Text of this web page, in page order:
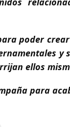
poder
y
ellos
para